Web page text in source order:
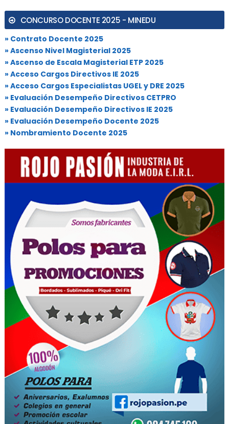
CONCURSO DOCENTE 2025 - MINEDU
» Contrato Docente 2025
» Ascenso Nivel Magisterial 2025
» Ascenso de Escala Magisterial ETP 2025
» Acceso Cargos Directivos IE 2025
» Acceso Cargos Especialistas UGEL y DRE 2025
» Evaluación Desempeño Directivos CETPRO
» Evaluación Desempeño Directivos IE 2025
» Evaluación Desempeño Docente 2025
» Nombramiento Docente 2025